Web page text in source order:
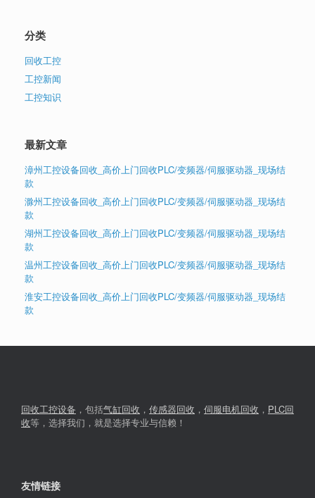
分类
回收工控
工控新闻
工控知识
最新文章
漳州工控设备回收_高价上门回收PLC/变频器/伺服驱动器_现场结
款
滁州工控设备回收_高价上门回收PLC/变频器/伺服驱动器_现场结
款
湖州工控设备回收_高价上门回收PLC/变频器/伺服驱动器_现场结
款
温州工控设备回收_高价上门回收PLC/变频器/伺服驱动器_现场结
款
淮安工控设备回收_高价上门回收PLC/变频器/伺服驱动器_现场结
款
回收工控设备 ，包括气缸回收 ， 传感器回收 ， 伺服电机回收 ， PLC回
收等，选择我们，就是选择专业与信赖！
友情链接